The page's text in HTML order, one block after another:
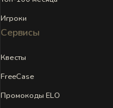
Игроки
Сервисы
Квесты
FreeCase
Промокоды ELO